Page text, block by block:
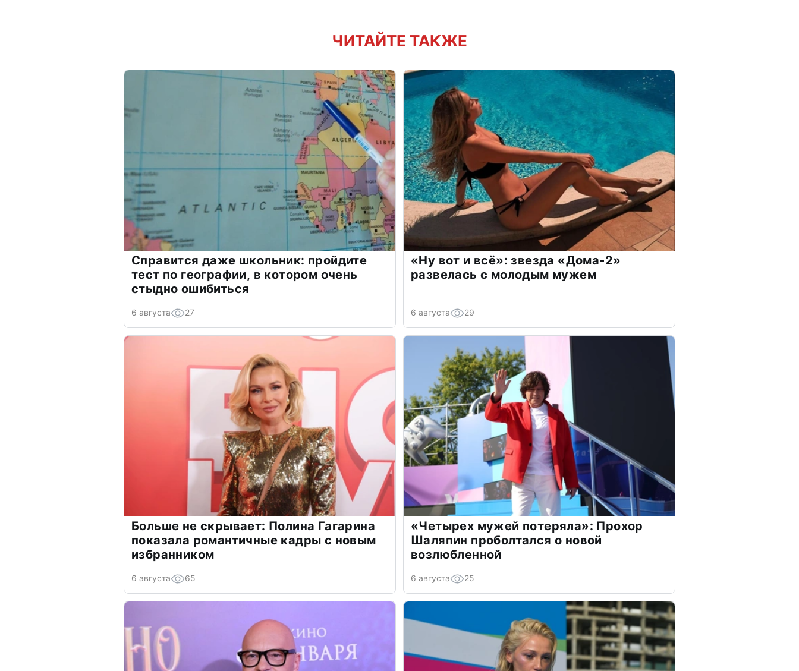
ЧИТАЙТЕ ТАКЖЕ
Справится даже школьник: пройдите
тест по географии, в котором очень
стыдно ошибиться
6 августа 27
«Ну вот и всё»: звезда «Дома-2»
развелась с молодым мужем
6 августа 29
Больше не скрывает: Полина Гагарина
показала романтичные кадры с новым
избранником
6 августа 65
«Четырех мужей потеряла»: Прохор
Шаляпин проболтался о новой
возлюбленной
6 августа 25